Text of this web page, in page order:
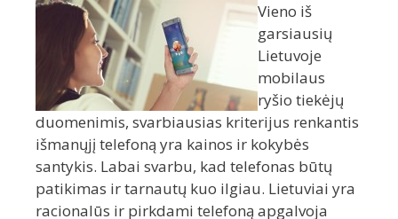
Vieno iš
garsiausių
Lietuvoje
mobilaus
ryšio tiekėjų
duomenimis, svarbiausias kriterijus renkantis
išmanųjį telefoną yra kainos ir kokybės
santykis. Labai svarbu, kad telefonas būtų
patikimas ir tarnautų kuo ilgiau. Lietuviai yra
racionalūs ir pirkdami telefoną apgalvoja